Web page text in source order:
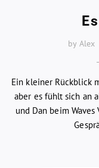
by Alex
Ein kleiner Rückblick
aber es fühlt sich an
und Dan beim